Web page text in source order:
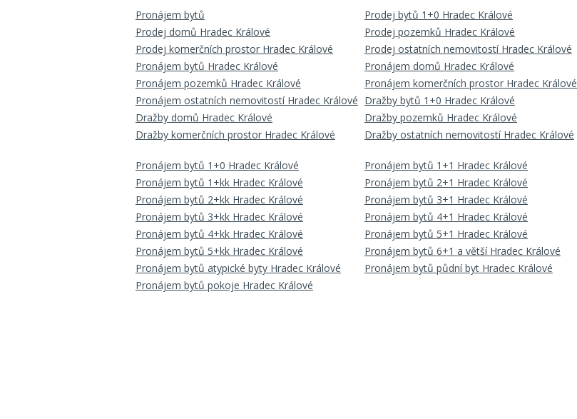
Pronájem bytů
Prodej bytů 1+0 Hradec Králové
Prodej domů Hradec Králové
Prodej pozemků Hradec Králové
Prodej komerčních prostor Hradec Králové
Prodej ostatních nemovitostí Hradec Králové
Pronájem bytů Hradec Králové
Pronájem domů Hradec Králové
Pronájem pozemků Hradec Králové
Pronájem komerčních prostor Hradec Králové
Pronájem ostatních nemovitostí Hradec Králové Dražby bytů 1+0 Hradec Králové
Dražby domů Hradec Králové
Dražby pozemků Hradec Králové
Dražby komerčních prostor Hradec Králové
Dražby ostatních nemovitostí Hradec Králové
Pronájem bytů 1+0 Hradec Králové
Pronájem bytů 1+1 Hradec Králové
Pronájem bytů 1+kk Hradec Králové
Pronájem bytů 2+1 Hradec Králové
Pronájem bytů 2+kk Hradec Králové
Pronájem bytů 3+1 Hradec Králové
Pronájem bytů 3+kk Hradec Králové
Pronájem bytů 4+1 Hradec Králové
Pronájem bytů 4+kk Hradec Králové
Pronájem bytů 5+1 Hradec Králové
Pronájem bytů 5+kk Hradec Králové
Pronájem bytů 6+1 a větší Hradec Králové
Pronájem bytů atypické byty Hradec Králové
Pronájem bytů půdní byt Hradec Králové
Pronájem bytů pokoje Hradec Králové